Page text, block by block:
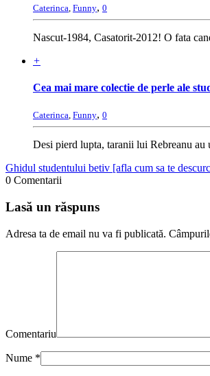
Caterinca Funny, 0
Nascut-1984, Casatorit-2012! O fata
+
Cea mai mare colectie de perle ale
Caterinca, Funny, 0
Desi pierd lupta, taranii lui Rebreanu au
Ghidul studentului betiv [afla cum sa te
0 Comentarii
Lasă un răspuns
Adresa ta de email nu va fi publicată.
Comentariu
Nume *